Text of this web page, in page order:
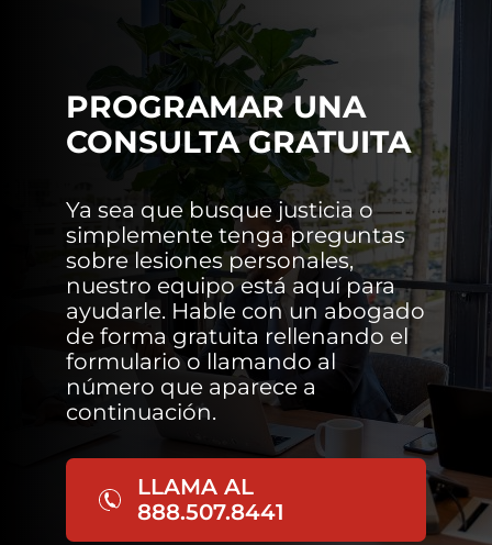
PROGRAMAR UNA
CONSULTA GRATUITA
Ya sea que busque justicia o
simplemente tenga preguntas
sobre lesiones personales,
nuestro equipo está aquí para
ayudarle. Hable con un abogado
de forma gratuita rellenando el
formulario o llamando al
número que aparece a
continuación.
LLAMA AL
888.507.8441